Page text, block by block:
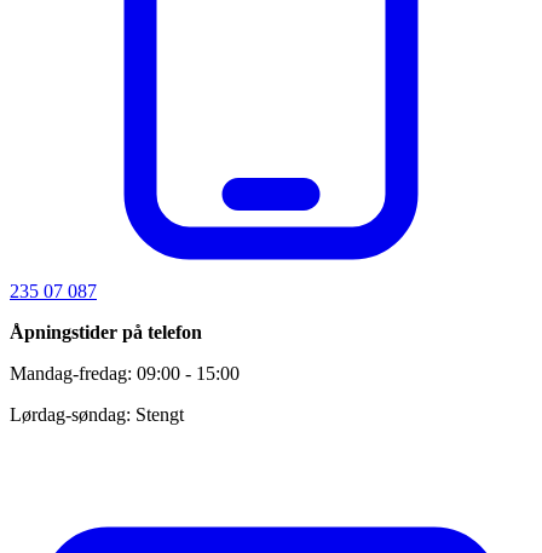
235 07 087
Åpningstider på telefon
Mandag-fredag: 09:00 - 15:00
Lørdag-søndag: Stengt